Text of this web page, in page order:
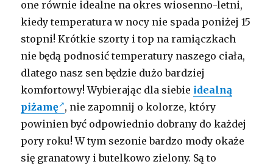
one równie idealne na okres wiosenno-letni,
kiedy temperatura w nocy nie spada poniżej 15
stopni! Krótkie szorty i top na ramiączkach
nie będą podnosić temperatury naszego ciała,
dlatego nasz sen będzie dużo bardziej
komfortowy! Wybierając dla siebie idealną
piżamę , nie zapomnij o kolorze, który
powinien być odpowiednio dobrany do każdej
pory roku! W tym sezonie bardzo mody okaże
się granatowy i butelkowo zielony. Są to